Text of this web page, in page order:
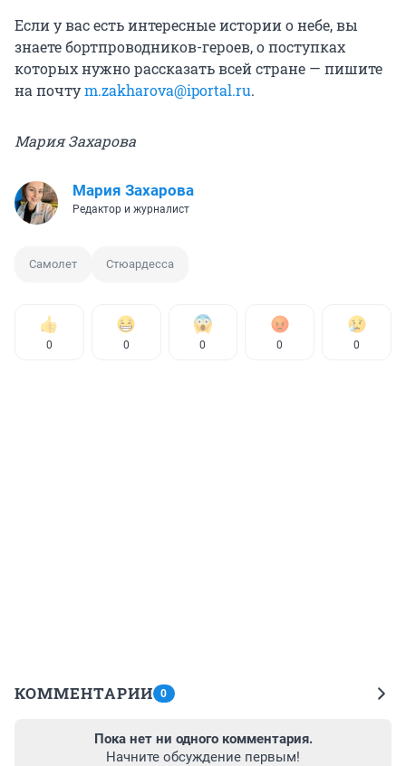
Если у вас есть интересные истории о небе, вы
знаете бортпроводников-героев, о поступках
которых нужно рассказать всей стране — пишите
на почтуm.zakharova@iportal.ru.
Мария Захарова
Мария Захарова
Редактор и журналист
Самолет Стюардесса
0 0 0 0 0
КОММЕНТАРИИ 0
Пока нет ни одного комментария.
Начните обсуждение первым!